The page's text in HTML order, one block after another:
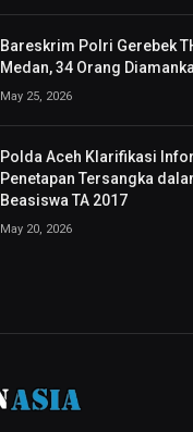
Bareskrim Polri Gerebek
Medan, 34 Orang
May 25, 2026
Polda Aceh Klarifikasi
Penetapan Tersangka
Beasiswa TA 2017
May 20, 2026